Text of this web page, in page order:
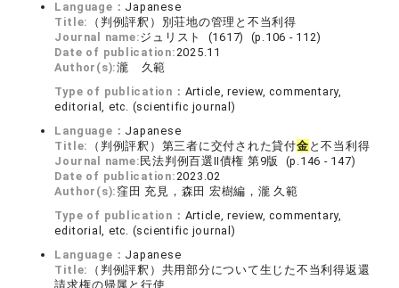
Language： Japanese
Title:
（判例評釈）別荘地の管理と不当利得
Journal name:ジュリスト (1617) (p.106 - 112)
Date of publication:2025.11
Author(s):瀧 久範
Type of publication： Article, review, commentary,
editorial, etc. (scientific journal)
Language： Japanese
Title:
（判例評釈）第三者に交付された貸付金 と不当利得
Journal name: 民法判例百選Ⅱ債権 第9版 (p.146 - 147)
Date of publication:2023.02
Author(s):窪田 充見，森田 宏樹編，瀧 久範
Type of publication： Article, review, commentary,
editorial, etc. (scientific journal)
Language： Japanese
Title:
（判例評釈）共用部分について生じた不当利得返還
請求権の帰属と行使